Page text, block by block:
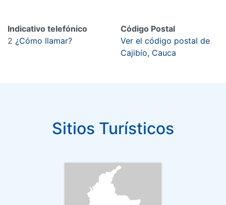
Indicativo telefónico
2 ¿Cómo llamar?
Código Postal
Ver el código postal de
Cajibío, Cauca
Sitios Turísticos